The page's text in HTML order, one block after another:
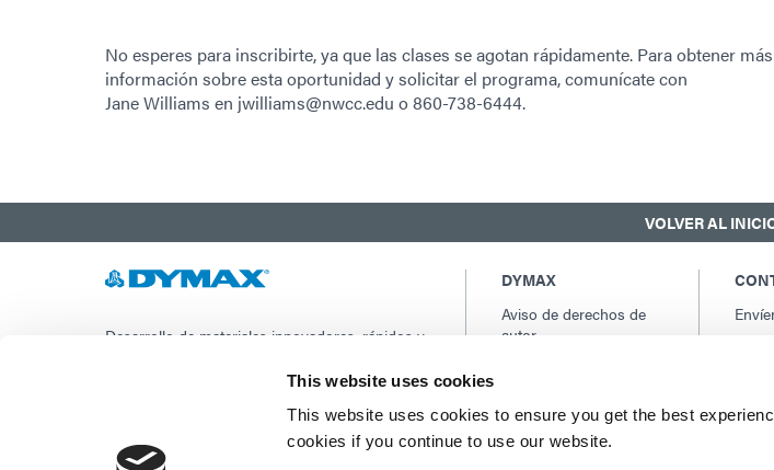
This website uses cookies
This website uses cookies to ensure you get the best
cookies if you continue to use our website.
No esperes para inscribirte, ya que las clases se agotan rápidamente. Para obtener más
información sobre esta oportunidad y solicitar el programa, comunícate con
Jane Williams en jwilliams@nwcc.edu o 860-738-6444.
VOLVER AL
Desarrollo de materiales innovadores, rápidos y
sistemas de curado con luz UV/LED para
DYMAX
Aviso de derechos de
autor
Términos y condiciones
de compra